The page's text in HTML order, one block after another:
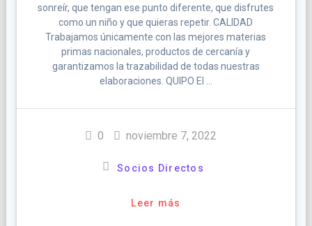
sonreír, que tengan ese punto diferente, que disfrutes
como un niño y que quieras repetir. CALIDAD
Trabajamos únicamente con las mejores materias
primas nacionales, productos de cercanía y
garantizamos la trazabilidad de todas nuestras
elaboraciones. QUIPO El …
0 noviembre 7, 2022
Socios Directos
Leer más